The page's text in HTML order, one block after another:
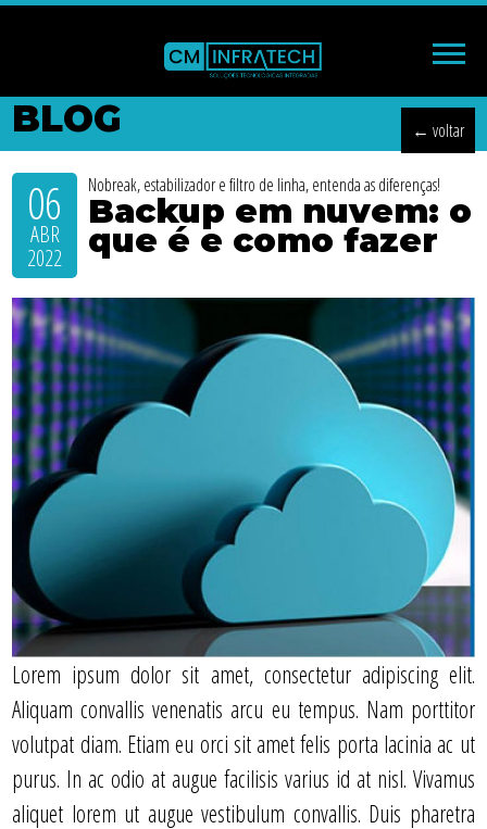
← voltar
BLOG
06
ABR
2022
Nobreak, estabilizador e filtro de linha, entenda as diferenças!
Backup em nuvem: o
que é e como fazer
Lorem ipsum dolor sit amet, consectetur adipiscing elit.
Aliquam convallis venenatis arcu eu tempus. Nam porttitor
volutpat diam. Etiam eu orci sit amet felis porta lacinia ac ut
purus. In ac odio at augue facilisis varius id at nisl. Vivamus
aliquet lorem ut augue vestibulum convallis. Duis pharetra